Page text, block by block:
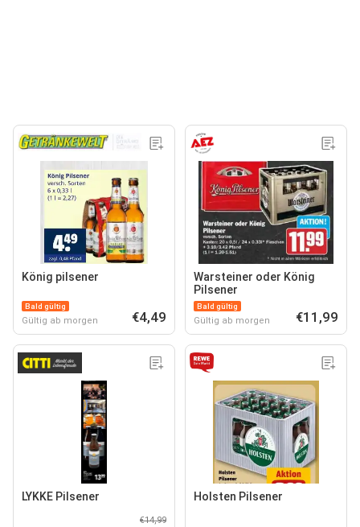
König pilsener
Bald gültig
Gültig ab morgen €4,49
Warsteiner oder König
Pilsener
Bald gültig
Gültig ab morgen €11,99
LYKKE Pilsener
€14,99
Holsten Pilsener